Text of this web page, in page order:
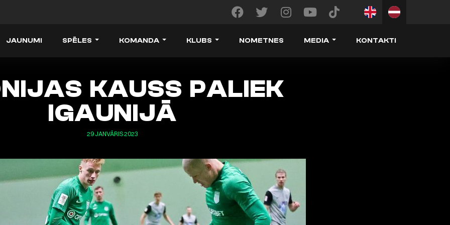
JAUNUMI SPĒLES KOMANDA KLUBS NOMETNES MEDIA KONTAKTI
KAUSS PALIEK
IGAUNIJĀ
29 JANVĀRIS 2023